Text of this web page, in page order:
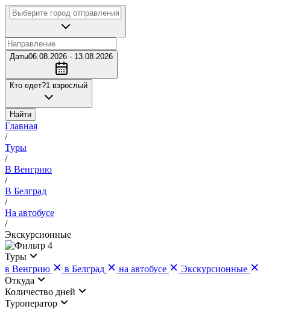
Даты06.08.2026 - 13.08.2026
Кто едет?1 взрослый
Найти
Главная
/
Туры
/
В Венгрию
/
В Белград
/
На автобусе
/
Экскурсионные
4
Туры
в Венгрию
в Белград на автобусе
Экскурсионные
Откуда
Количество дней
Туроператор